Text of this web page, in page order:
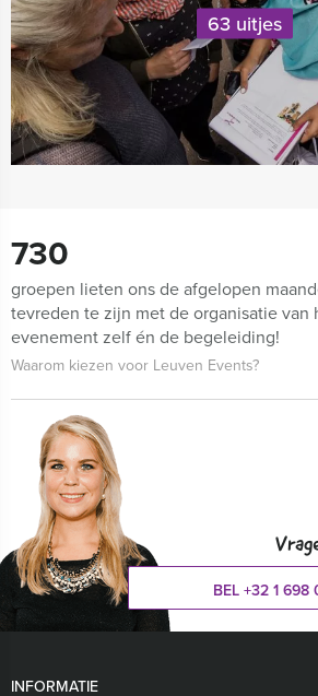
63 uitjes
730
groepen lieten ons de afgelopen
tevreden te zijn met de organisatie van
evenement zelf én de begeleiding!
Waarom kiezen voor Leuven Events?
BEL +32 1 698
INFORMATIE